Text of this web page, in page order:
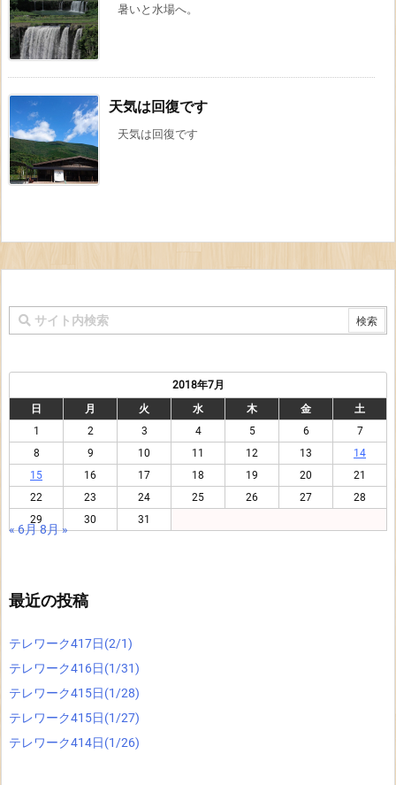
暑いと水場へ。
天気は回復です
天気は回復です
2018年7月
日
月 火 水 木 金
土
1
2 3 4 5 6
7
8
9 10 11 12 13
14
15
16 17 18 19 20
21
22
23 24 25 26 27
28
29
30 31
« 6月8月 »
最近の投稿
テレワーク417日(2/1)
テレワーク416日(1/31)
テレワーク415日(1/28)
テレワーク415日(1/27)
テレワーク414日(1/26)